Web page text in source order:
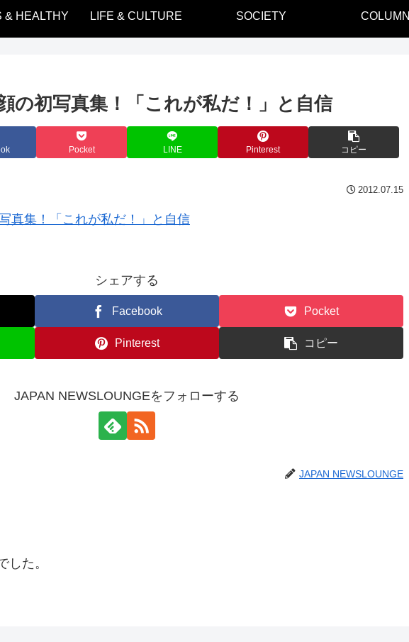
& HEALTHY LIFE & CULTURE SOCIETY COLUMN
の初写真集！「これが私だ！」と自信
Pocket LINE Pinterest コピー
2012.07.15
シェアする
Facebook Pocket
Pinterest コピー
JAPAN NEWSLOUNGEをフォローする
JAPAN NEWSLOUNGE
した。